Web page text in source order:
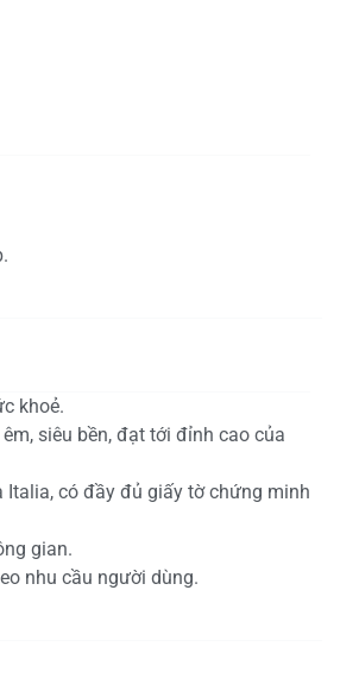
khoẻ.
siêu bền, đạt tới đỉnh cao của
có đầy đủ giấy tờ chứng minh
gian.
nhu cầu người dùng.